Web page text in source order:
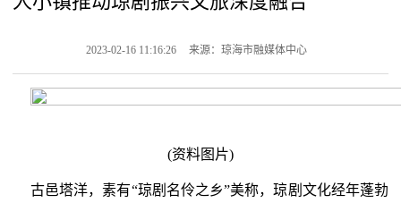
2023-02-16 11:16:26 来源：琼海市融媒体中心
(资料图片)
古邑塔洋，素有“琼剧名伶之乡”美称，琼剧文化经年蓬勃